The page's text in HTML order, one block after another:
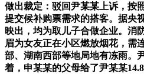
做出裁定：驳回尹某某上诉，按
提交候补购票需求的搭客。据央
映出，均为取儿子合做企业。消
眉为女友正在小区燃放烟花，需
部、湖南西部等地局地有冻雨。
着，申某某的父母给了尹某某